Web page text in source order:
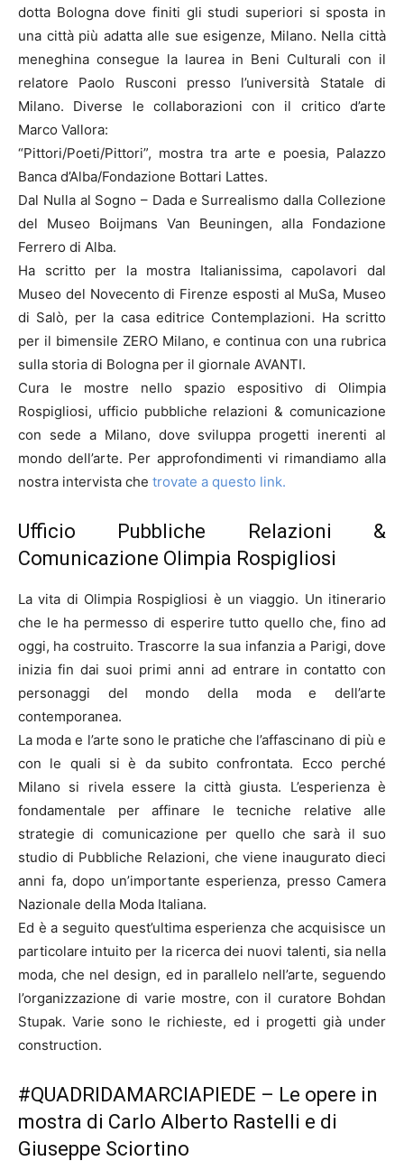
dotta Bologna dove finiti gli studi superiori si sposta in
una città più adatta alle sue esigenze, Milano. Nella città
meneghina consegue la laurea in Beni Culturali con il
relatore Paolo Rusconi presso l’università Statale di
Milano. Diverse le collaborazioni con il critico d’arte
Marco Vallora:
“Pittori/Poeti/Pittori”, mostra tra arte e poesia, Palazzo
Banca d’Alba/Fondazione Bottari Lattes.
Dal Nulla al Sogno – Dada e Surrealismo dalla Collezione
del Museo Boijmans Van Beuningen, alla Fondazione
Ferrero di Alba.
Ha scritto per la mostra Italianissima, capolavori dal
Museo del Novecento di Firenze esposti al MuSa, Museo
di Salò, per la casa editrice Contemplazioni. Ha scritto
per il bimensile ZERO Milano, e continua con una rubrica
sulla storia di Bologna per il giornale AVANTI.
Cura le mostre nello spazio espositivo di Olimpia
Rospigliosi, ufficio pubbliche relazioni & comunicazione
con sede a Milano, dove sviluppa progetti inerenti al
mondo dell’arte. Per approfondimenti vi rimandiamo alla
nostra intervista che trovate a questo link.
Ufficio Pubbliche Relazioni &
Comunicazione Olimpia Rospigliosi
La vita di Olimpia Rospigliosi è un viaggio. Un itinerario
che le ha permesso di esperire tutto quello che, fino ad
oggi, ha costruito. Trascorre la sua infanzia a Parigi, dove
inizia fin dai suoi primi anni ad entrare in contatto con
personaggi del mondo della moda e dell’arte
contemporanea.
La moda e l’arte sono le pratiche che l’affascinano di più e
con le quali si è da subito confrontata. Ecco perché
Milano si rivela essere la città giusta. L’esperienza è
fondamentale per affinare le tecniche relative alle
strategie di comunicazione per quello che sarà il suo
studio di Pubbliche Relazioni, che viene inaugurato dieci
anni fa, dopo un’importante esperienza, presso Camera
Nazionale della Moda Italiana.
Ed è a seguito quest’ultima esperienza che acquisisce un
particolare intuito per la ricerca dei nuovi talenti, sia nella
moda, che nel design, ed in parallelo nell’arte, seguendo
l’organizzazione di varie mostre, con il curatore Bohdan
Stupak. Varie sono le richieste, ed i progetti già under
construction.
#QUADRIDAMARCIAPIEDE – Le opere in
mostra di Carlo Alberto Rastelli e di
Giuseppe Sciortino